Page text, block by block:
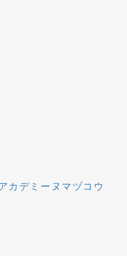
カデミーヌマヅコウ